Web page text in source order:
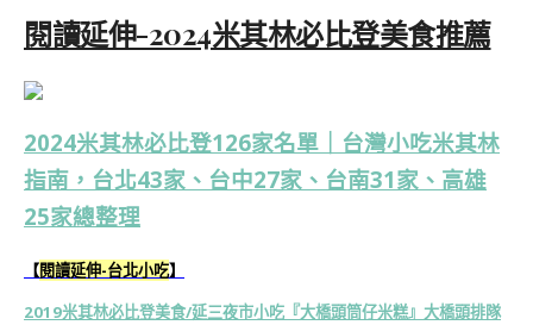
閱讀延伸-2024米其林必比登美食推薦
2024米其林必比登126家名單｜台灣小吃米其林
指南，台北43家、台中27家、台南31家、高雄
25家總整理
【閱讀延伸-台北小吃】
2019米其林必比登美食/延三夜市小吃『大橋頭筒仔米糕』大橋頭排隊